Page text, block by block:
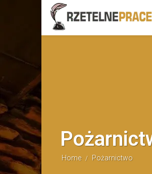
Home / Pożarnictwo